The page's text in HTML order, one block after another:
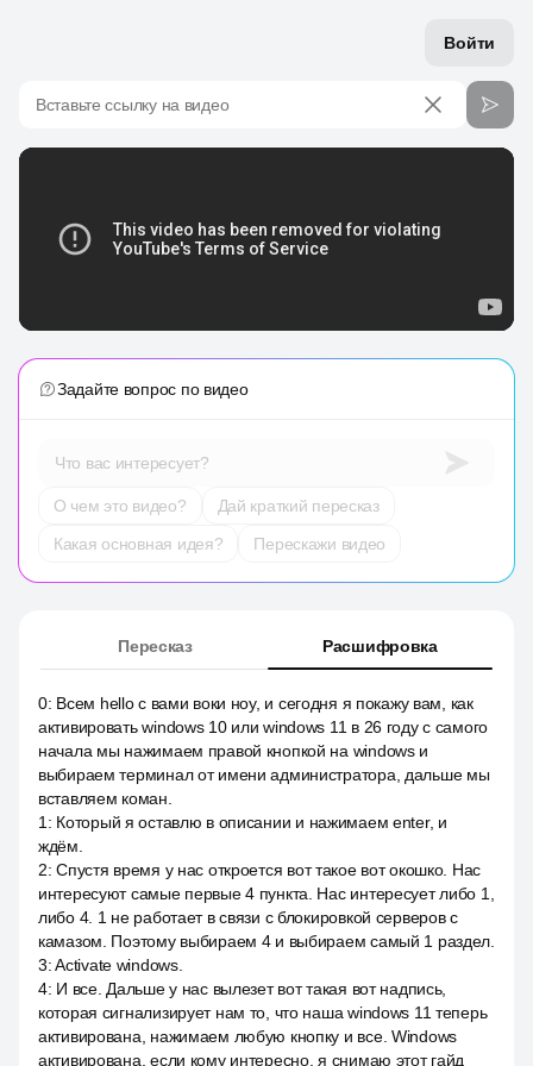
Войти
Вставьте ссылку на видео
Задайте вопрос по видео
Что вас интересует?
О чем это видео?
Дай краткий пересказ
Какая основная идея?
Перескажи видео
Пересказ Расшифровка
0: Всем hello с вами воки ноу, и сегодня я покажу вам, как
активировать windows 10 или windows 11 в 26 году с самого
начала мы нажимаем правой кнопкой на windows и
выбираем терминал от имени администратора, дальше мы
вставляем коман.
1 : Который я оставлю в описании и нажимаем enter, и
ждём.
2:Спустя время у нас откроется вот такое вот окошко. Нас
интересуют самые первые 4 пункта. Нас интересует либо 1,
либо 4. 1 не работает в связи с блокировкой серверов с
камазом. Поэтому выбираем 4 и выбираем самый 1 раздел.
3:Activate windows.
4: И все. Дальше у нас вылезет вот такая вот надпись,
которая сигнализирует нам то, что наша windows 11 теперь
активирована, нажимаем любую кнопку и все. Windows
активирована, если кому интересно, я снимаю этот гайд